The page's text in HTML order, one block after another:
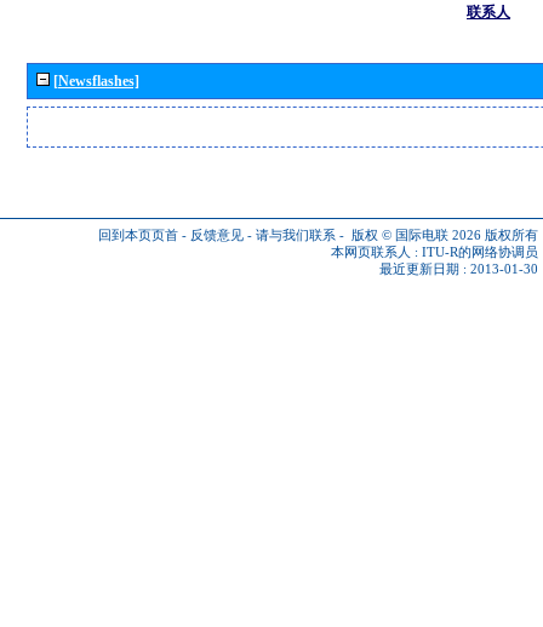
联系人
[Newsflashes]
回到本页页首 - 反馈意见 - 请与我们联系 - 版权 © 国际电联 2026 版权所有
本网页联系人 : ITU-R的网络协调员
最近更新日期 : 2013-01-30